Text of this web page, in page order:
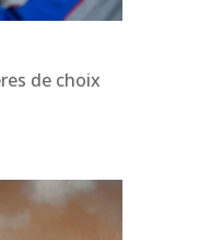
de choix